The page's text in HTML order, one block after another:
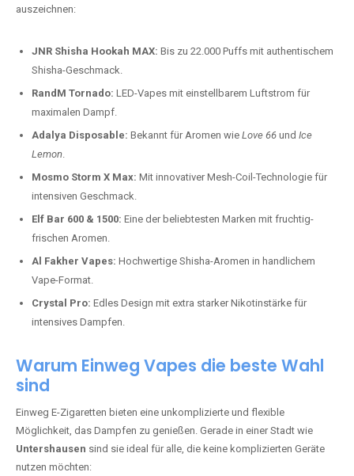
auszeichnen:
JNR Shisha Hookah MAX: Bis zu 22.000 Puffs mit authentischem
Shisha-Geschmack.
RandM Tornado: LED-Vapes mit einstellbarem Luftstrom für
maximalen Dampf.
Adalya Disposable: Bekannt für Aromen wie Love 66 und Ice
Lemon.
Mosmo Storm X Max: Mit innovativer Mesh-Coil-Technologie für
intensiven Geschmack.
Elf Bar 600 & 1500: Eine der beliebtesten Marken mit fruchtig-
frischen Aromen.
Al Fakher Vapes: Hochwertige Shisha-Aromen in handlichem
Vape-Format.
Crystal Pro: Edles Design mit extra starker Nikotinstärke für
intensives Dampfen.
Warum Einweg Vapes die beste Wahl
sind
Einweg E-Zigaretten bieten eine unkomplizierte und flexible
Möglichkeit, das Dampfen zu genießen. Gerade in einer Stadt wie
Untershausen sind sie ideal für alle, die keine komplizierten Geräte
nutzen möchten: